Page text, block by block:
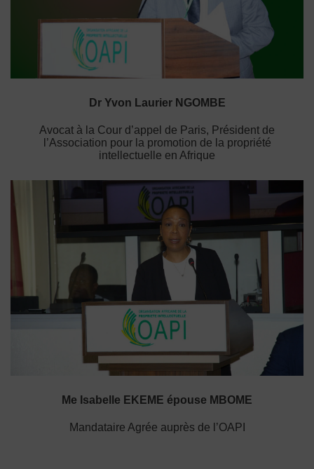
Dr Yvon Laurier NGOMBE
Avocat à la Cour d’appel de Paris, Président de
l’Association pour la promotion de la propriété
intellectuelle en Afrique
Me Isabelle EKEME épouse MBOME
Mandataire Agrée auprès de l’OAPI